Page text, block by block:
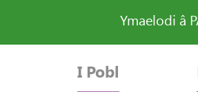
Ymaelodi â
I Pobl